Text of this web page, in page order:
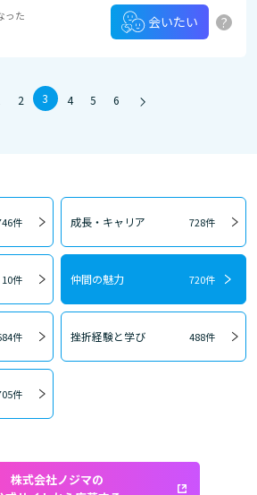
った
会いたい ?
2 3 4 5 6
件 成長・キャリア 728件
10件 仲間の魅力 720件
件 挫折経験と学び 488件
件
株式会社ノジマの